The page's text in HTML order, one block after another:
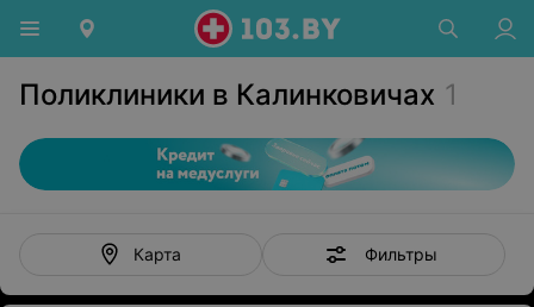
Поликлиники в Калинковичах 1
Карта Фильтры